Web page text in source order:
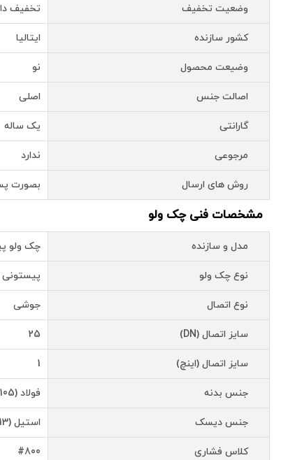
وضعیت تخفیف تخفیف
کشور سازنده ایتالیا
وضیعت محصول نو
اصالت جنس اصلی
گارانتی یک ساله
مرجوعی ندارد
روش های ارسال بصورت
مشخصات فنی چک ولو
مدل و سازنده چک ولو
نوع چک ولو پیستونی
نوع اتصال جوشی
سایز اتصال (DN) 25
سایز اتصال (اینچ) 1
جنس بدنه فولاد (A105)
جنس دیسک استیل (Cr-13)
کلاس فشاری #800